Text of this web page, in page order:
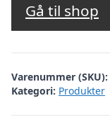
Gå til shop
Varenummer (SKU):
Kategori: Produkter